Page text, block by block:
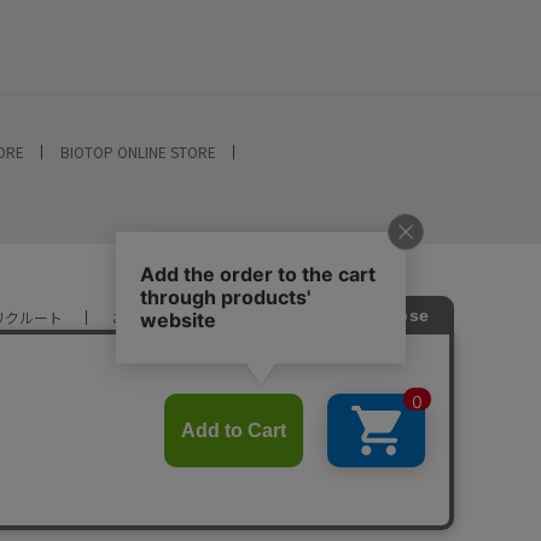
BIOTOP ONLINE STORE
クルート ご利用ガイド